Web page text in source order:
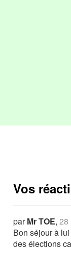
Vos
parMr TOE,28
Bon séjour à
des élections